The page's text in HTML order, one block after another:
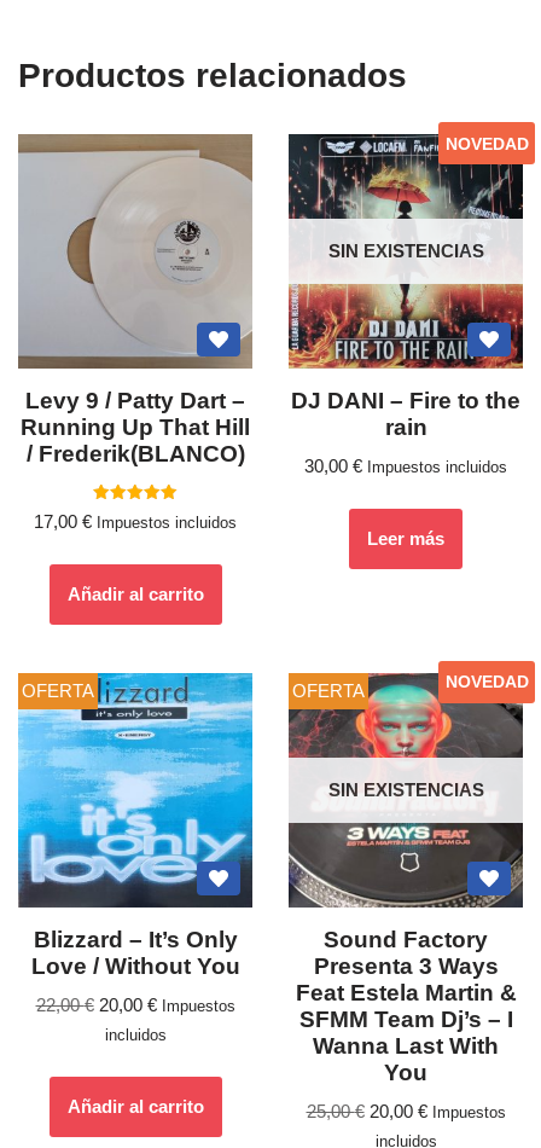
Productos relacionados
Levy 9 / Patty Dart ‎–
Running Up That Hill
/ Frederik(BLANCO)
Valorado
con
17,00 € Impuestos incluidos
Añadir al carrito
SIN EXISTENCIAS
NOVEDAD
DJ DANI – Fire to the
rain
30,00 € Impuestos incluidos
Leer más
OFERTA
Blizzard ‎– It’s Only
Love / Without You
22,00€ 20,00 €
Impuestos
incluidos
Añadir al carrito
OFERTA
SIN EXISTENCIAS
NOVEDAD
Sound Factory
Presenta 3 Ways
Feat Estela Martin &
SFMM Team Dj’s – I
Wanna Last With
You
25,00€ 20,00 €
Impuestos
incluidos